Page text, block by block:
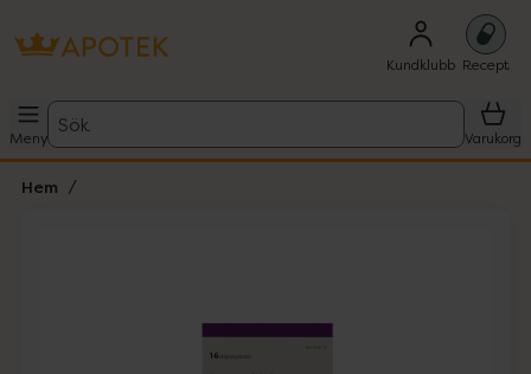
Kundklubb Recept
Meny
Sök
Varukorg
Hem